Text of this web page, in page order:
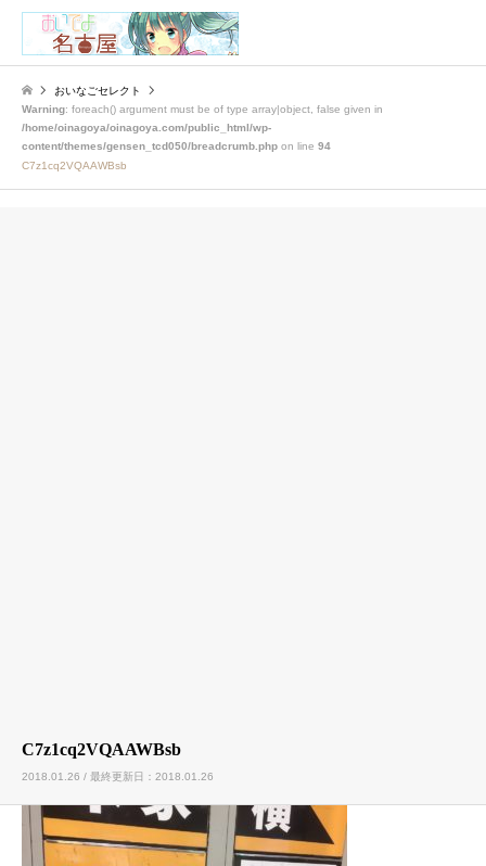
おいなごセレクト
Warning: foreach() argument must be of type array|object, false given in
/home/oinagoya/oinagoya.com/public_html/wp-
content/themes/gensen_tcd050/breadcrumb.php on line 94
C7z1cq2VQAAWBsb
C7z1cq2VQAAWBsb
2018.01.26 / 最終更新日：2018.01.26